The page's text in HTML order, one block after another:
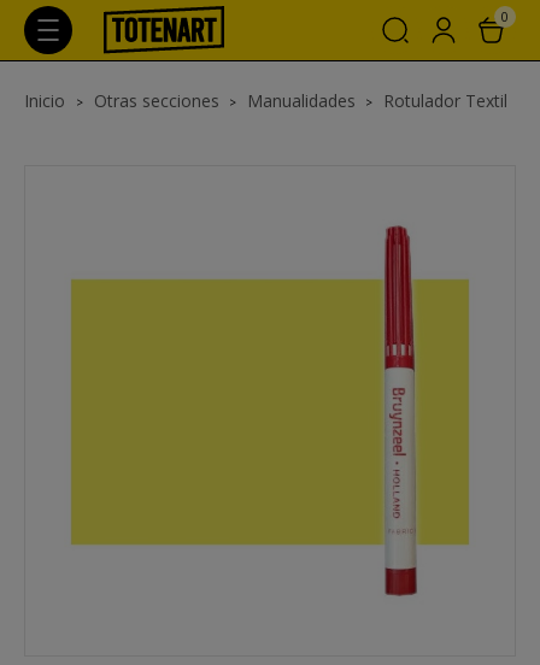
0
Inicio Otras secciones Manualidades Rotulador Textil